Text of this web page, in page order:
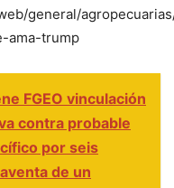
general/
ama-trump
FGEO vinculación
contra probable
por seis
de un